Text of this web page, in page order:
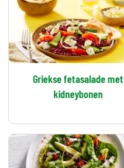
Griekse fetasalade met
kidneybonen